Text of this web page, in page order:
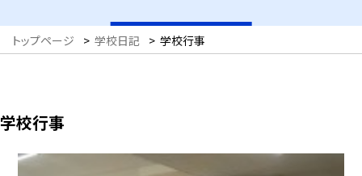
トップページ > 学校日記 > 学校行事
学校行事